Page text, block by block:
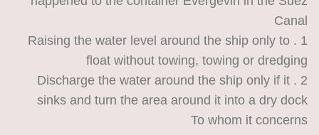
Canal
1 . Raising the water level around the ship only to
float without towing, towing or dredging
2 . Discharge the water around the ship only if it
sinks and turn the area around it into a dry dock
To whom it concerns